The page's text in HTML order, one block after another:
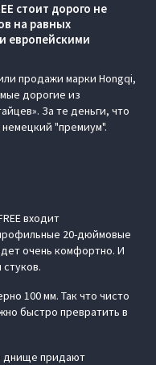
стоит дорого не
на равных
европейскими
продажи марки Hongqi,
дорогие из
За те деньги, что
немецкий "премиум".
входит
20-дюймовые
очень комфортно. И
100 мм. Так что чисто
быстро превратить в
днище придают